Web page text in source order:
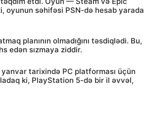
oyunun səhifəsi PSN-də hesab yarada
planının olmadığını təsdiqlədi. Bu,
edən sızmaya ziddir.
tarixində PC platforması üçün
ki, PlayStation 5-də bir il əvvəl,